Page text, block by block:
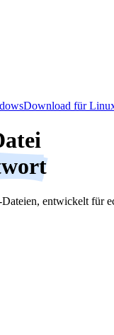
Download für
entwickelt für